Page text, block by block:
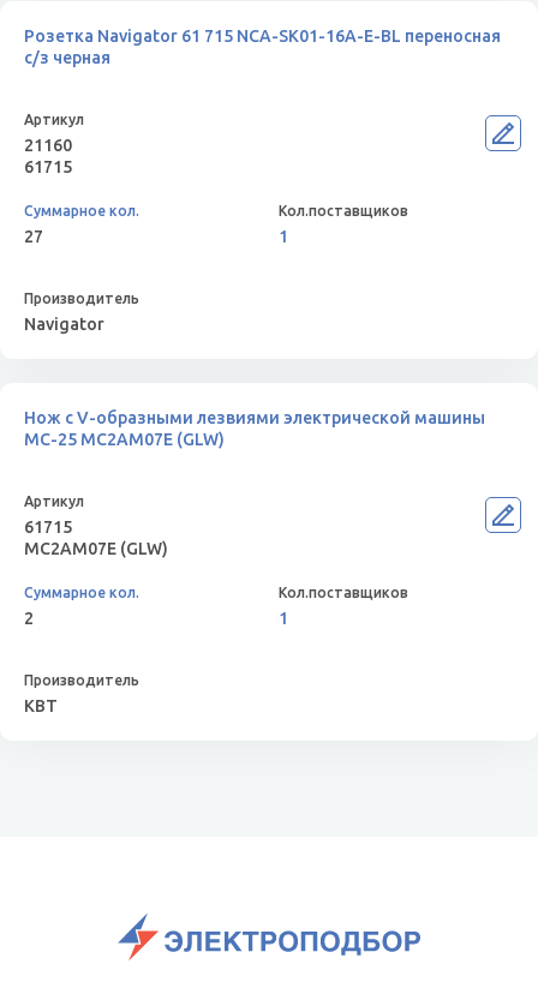
Розетка Navigator 61 715 NCA-SK01-16A-E-BL переносная
с/з черная
21160
61715
27 1
Navigator
Нож с V-образными лезвиями электрической машины
МС-25 MC2AM07E (GLW)
61715
MC2AM07E (GLW)
2 1
КВТ